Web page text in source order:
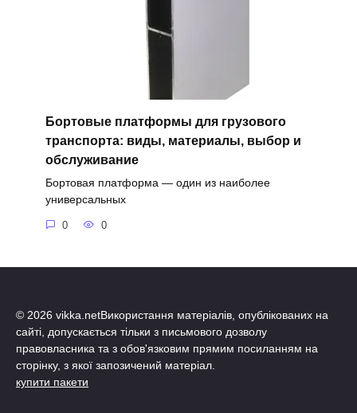
Бортовые платформы для грузового
транспорта: виды, материалы, выбор и
обслуживание
Бортовая платформа — один из наиболее
универсальных
0 0
© 2026 vikka.netВикористання матеріалів, опублікованих на
сайті, допускається тільки з письмового дозволу
правовласника та з обов'язковим прямим посиланням на
сторінку, з якої запозичений матеріал.
купити пакети